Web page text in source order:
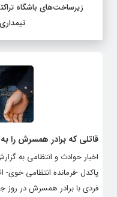
زیرساخت‌های باشگاه
قاتلی که برادر همسرش را
اخبار حوادث و انتظامی به
پاکدل -فرمانده انتظامی خوی-
فردی با برادر همسرش در روز